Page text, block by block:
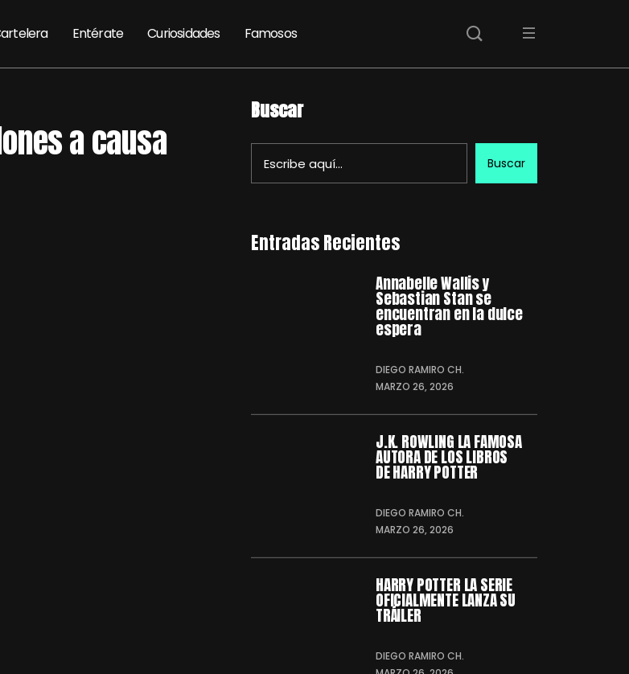
Entérate Curiosidades Famosos
a causa
Buscar
Buscar
Entradas Recientes
Annabelle Wallis y
Sebastian Stan se
encuentran en la dulce
espera
DIEGO RAMIRO CH.
MARZO 26, 2026
J.K. ROWLING LA FAMOSA
AUTORA DE LOS LIBROS
DE HARRY POTTER
DIEGO RAMIRO CH.
MARZO 26, 2026
HARRY POTTER LA SERIE
OFICIALMENTE LANZA SU
TRÁILER
DIEGO RAMIRO CH.